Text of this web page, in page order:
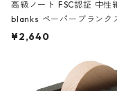
高級ノート FSC認証 中性
blanks ペーパーブランク
ハードカバー 罫線 ヴァン
¥2,640